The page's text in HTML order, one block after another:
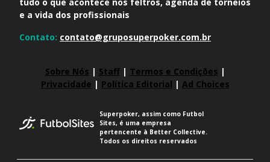
e a vida dos profissionais
Contato: contato@gruposuperpoker.com.br
Sobre Nós | Staff| Termos e Condições |
Privacidade | Política Editorial | Ad Choices
Superpoker, assim como Futbol
Sites, é uma empresa
pertencente à Better Collective.
Todos os direitos reservados